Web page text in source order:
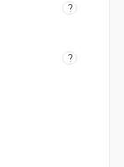
?
?